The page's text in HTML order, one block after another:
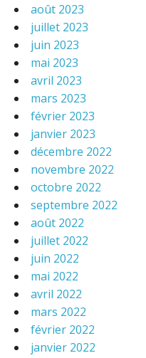
août 2023
juillet 2023
juin 2023
mai 2023
avril 2023
mars 2023
février 2023
janvier 2023
décembre 2022
novembre 2022
octobre 2022
septembre 2022
août 2022
juillet 2022
juin 2022
mai 2022
avril 2022
mars 2022
février 2022
janvier 2022